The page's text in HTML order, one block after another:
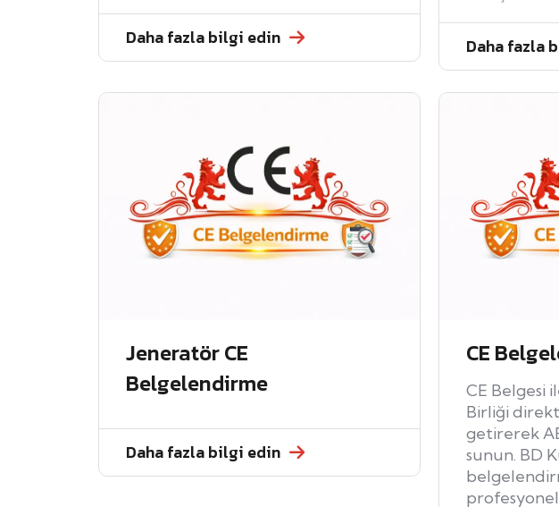
Daha fazla bilgi edin Daha fazla
Jeneratör CE
Belgelendirme
Daha fazla bilgi edin
CE
CE Belgesi
Birliği
getirerek
sunun. BD
profesyonel